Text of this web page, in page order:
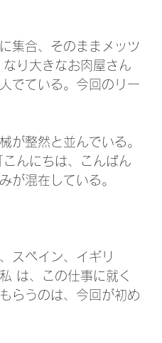
集合、そのままメッツ
り大きなお肉屋さん
でている。今回のリー
が整然と並んでいる。
んにちは、こんばん
が混在している。
スペイン、イギリ
は、この仕事に就く
らうのは、今回が初め